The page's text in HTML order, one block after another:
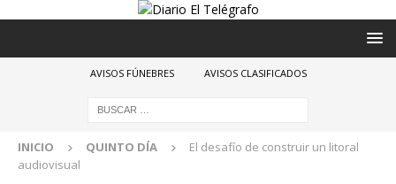
AVISOS FÚNEBRES AVISOS CLASIFICADOS
INICIO QUINTO DÍA
El desafío de construir un litoral
audiovisual